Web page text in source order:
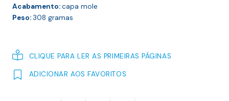
Acabamento:capa mole
Peso:308 gramas
CLIQUE PARA LER AS PRIMEIRAS PÁGINAS
ADICIONAR AOS FAVORITOS